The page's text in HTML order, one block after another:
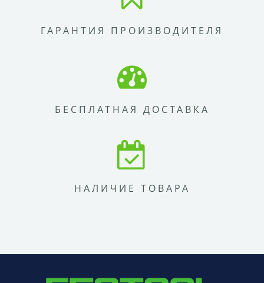
ГАРАНТИЯ ПРОИЗВОДИТЕЛЯ
БЕСПЛАТНАЯ ДОСТАВКА
НАЛИЧИЕ ТОВАРА